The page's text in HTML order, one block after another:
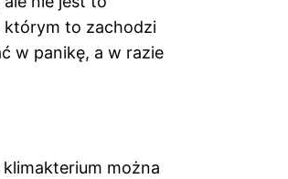
którym to zachodzi
w panikę, a w razie
można